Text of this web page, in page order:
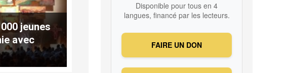
jeunes
avec
Disponible pour tous en 4
langues, financé par les lecteurs.
FAIRE UN DON